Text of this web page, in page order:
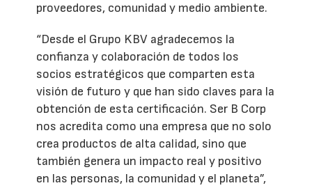
proveedores, comunidad y medio ambiente.
“Desde el Grupo KBV agradecemos la
confianza y colaboración de todos los
socios estratégicos que comparten esta
visión de futuro y que han sido claves para la
obtención de esta certificación. Ser B Corp
nos acredita como una empresa que no solo
crea productos de alta calidad, sino que
también genera un impacto real y positivo
en las personas, la comunidad y el planeta”,